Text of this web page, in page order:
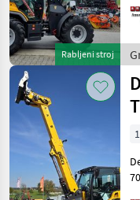
Rabljeni stroj